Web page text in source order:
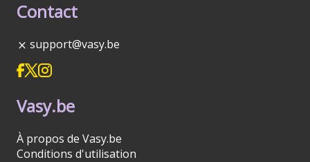
Contact
support@vasy.be
Vasy.be
À propos de Vasy.be
Conditions d'utilisation